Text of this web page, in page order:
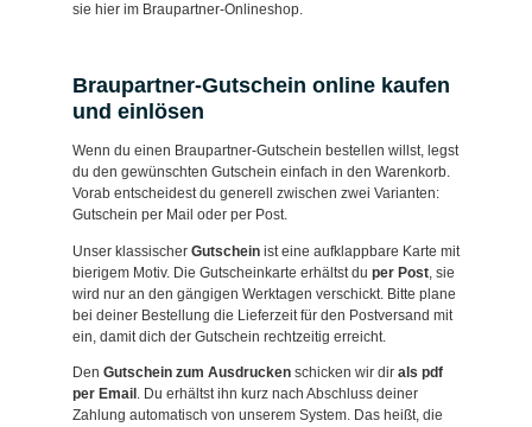
sie hier im Braupartner-Onlineshop.
Braupartner-Gutschein online kaufen
und einlösen
Wenn du einen Braupartner-Gutschein bestellen willst, legst
du den gewünschten Gutschein einfach in den Warenkorb.
Vorab entscheidest du generell zwischen zwei Varianten:
Gutschein per Mail oder per Post.
Unser klassischer Gutschein ist eine aufklappbare Karte mit
bierigem Motiv. Die Gutscheinkarte erhältst du per Post , sie
wird nur an den gängigen Werktagen verschickt. Bitte plane
bei deiner Bestellung die Lieferzeit für den Postversand mit
ein, damit dich der Gutschein rechtzeitig erreicht.
Den Gutschein zum Ausdrucken schicken wir dir als pdf
per Email . Du erhältst ihn kurz nach Abschluss deiner
Zahlung automatisch von unserem System. Das heißt, die